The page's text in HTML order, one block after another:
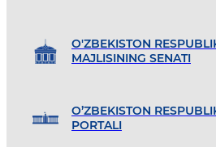
O'ZBEKISTON
MAJLISINING SENATI
O’ZBEKISTON
PORTALI